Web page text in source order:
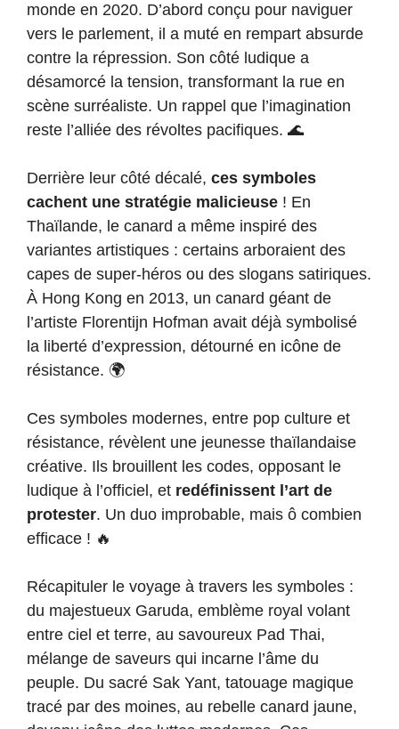
monde en 2020. D’abord conçu pour naviguer
vers le parlement, il a muté en rempart absurde
contre la répression. Son côté ludique a
désamorcé la tension, transformant la rue en
scène surréaliste. Un rappel que l’imagination
reste l’alliée des révoltes pacifiques. 🌊
Derrière leur côté décalé, ces symboles
cachent une stratégie malicieuse ! En
Thaïlande, le canard a même inspiré des
variantes artistiques : certains arboraient des
capes de super-héros ou des slogans satiriques.
À Hong Kong en 2013, un canard géant de
l’artiste Florentijn Hofman avait déjà symbolisé
la liberté d’expression, détourné en icône de
résistance. 🌍
Ces symboles modernes, entre pop culture et
résistance, révèlent une jeunesse thaïlandaise
créative. Ils brouillent les codes, opposant le
ludique à l’officiel, et redéfinissent l’art de
protester. Un duo improbable, mais ô combien
efficace ! 🔥
Récapituler le voyage à travers les symboles :
du majestueux Garuda, emblème royal volant
entre ciel et terre, au savoureux Pad Thai,
mélange de saveurs qui incarne l’âme du
peuple. Du sacré Sak Yant, tatouage magique
tracé par des moines, au rebelle canard jaune,